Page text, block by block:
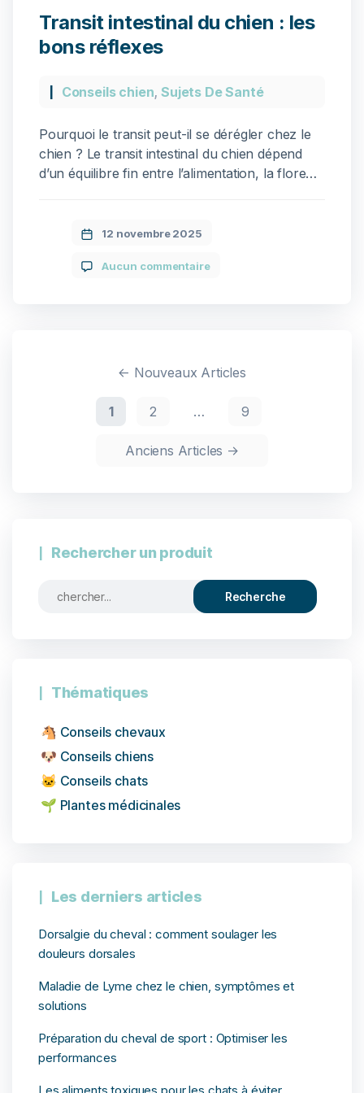
Transit intestinal du chien : les
bons réflexes
Conseils chien,Sujets De Santé
Pourquoi le transit peut-il se dérégler chez le
chien ? Le transit intestinal du chien dépend
d’un équilibre fin entre l’alimentation, la flore
équilibre et provoquer, selon les cas, un
accélération (diarrhée) : Les signaux à
12 novembre 2025
Aucun commentaire
← Nouveaux Articles
1 2 … 9
Anciens Articles →
Rechercher un produit
Thématiques
🐴 Conseils chevaux
🐶 Conseils chiens
🐱 Conseils chats
🌱 Plantes médicinales
Les derniers articles
Dorsalgie du cheval : comment soulager les
douleurs dorsales
Maladie de Lyme chez le chien, symptômes et
solutions
Préparation du cheval de sport : Optimiser les
performances